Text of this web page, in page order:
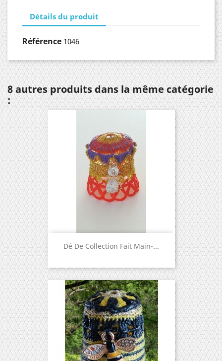
Détails du produit
Référence 1046
8 autres produits dans la même catégorie
:
Dé De Collection Fait Main-...